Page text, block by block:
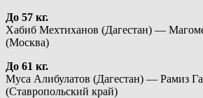
До 57 кг.
Хабиб Мехтиханов (Дагестан) —
(Москва)
До 61 кг.
Муса Алибулатов (Дагестан) — Рамиз
(Ставропольский край)